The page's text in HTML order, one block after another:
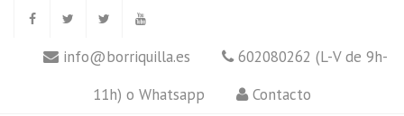
info@borriquilla.es
602080262 (L-V de 9h-
11h) o Whatsapp
Contacto